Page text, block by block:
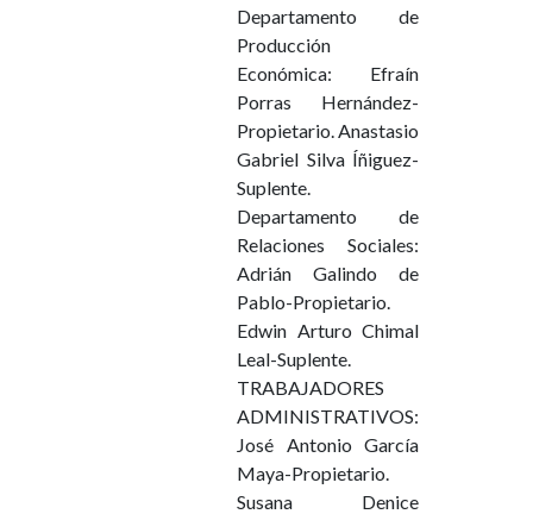
Departamento de
Producción
Económica: Efraín
Porras Hernández-
Propietario. Anastasio
Gabriel Silva Íñiguez-
Suplente.
Departamento de
Relaciones Sociales:
Adrián Galindo de
Pablo-Propietario.
Edwin Arturo Chimal
Leal-Suplente.
TRABAJADORES
ADMINISTRATIVOS:
José Antonio García
Maya-Propietario.
Susana Denice